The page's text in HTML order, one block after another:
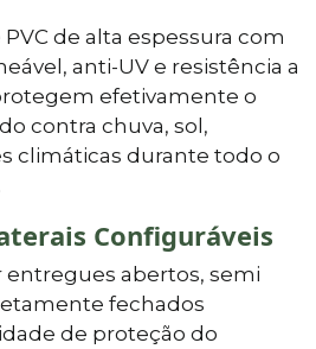
de alta espessura com
anti-UV e resistência a
efetivamente o
contra chuva, sol,
climáticas durante todo o
Configuráveis
entregues abertos, semi
fechados
de proteção do